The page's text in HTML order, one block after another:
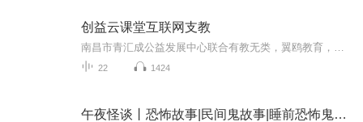
创益云课堂互联网支教
22 1424
午夜怪谈丨恐怖故事|民间鬼故事|睡前恐怖鬼故事